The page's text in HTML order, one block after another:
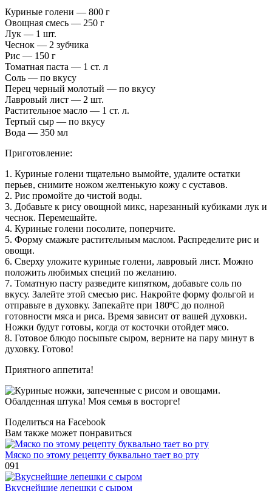
Куриные голени — 800 г
Овощная смесь — 250 г
Лук — 1 шт.
Чеснок — 2 зубчика
Рис — 150 г
Томатная паста — 1 ст. л
Соль — по вкусу
Перец черный молотый — по вкусу
Лавровый лист — 2 шт.
Растительное масло — 1 ст. л.
Тертый сыр — по вкусу
Вода — 350 мл
Приготовление:
1. Куриные голени тщательно вымойте, удалите остатки
перьев, снимите ножом желтенькую кожу с суставов.
2. Рис промойте до чистой воды.
3. Добавьте к рису овощной микс, нарезанный кубиками лук и
чеснок. Перемешайте.
4. Куриные голени посолите, поперчите.
5. Форму смажьте растительным маслом. Распределите рис и
овощи.
6. Сверху уложите куриные голени, лавровый лист. Можно
положить любимых специй по желанию.
7. Томатную пасту разведите кипятком, добавьте соль по
вкусу. Залейте этой смесью рис. Накройте форму фольгой и
отправьте в духовку. Запекайте при 180ºC до полной
готовности мяса и риса. Время зависит от вашей духовки.
Ножки будут готовы, когда от косточки отойдет мясо.
8. Готовое блюдо посыпьте сыром, верните на пару минут в
духовку. Готово!
Приятного аппетита!
Поделиться на Facebook
Вам также может понравиться
Мяско по этому рецепту буквально тает во рту
091
Вкуснейшие лепешки с сыром